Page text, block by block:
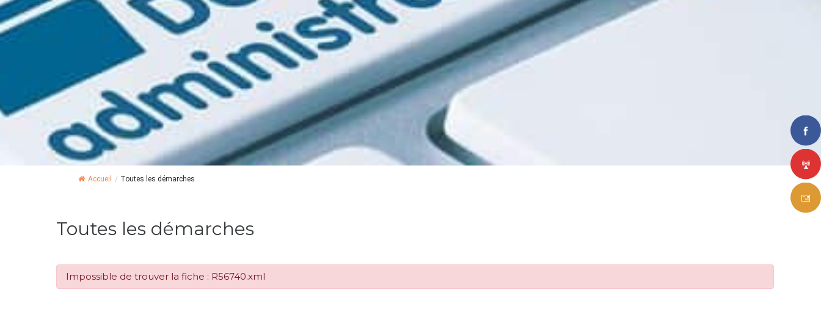
Accueil / Toutes les démarches
Toutes les démarches
Impossible de trouver la fiche : R56740.xml